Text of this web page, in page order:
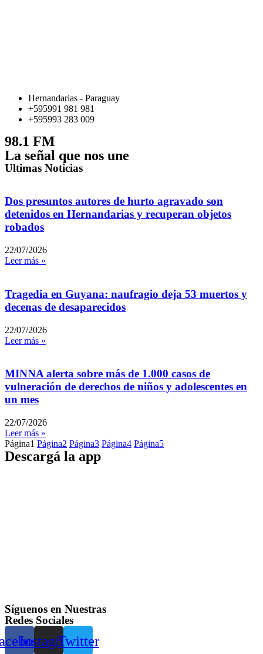
Hernandarias - Paraguay
+595991 981 981
+595993 283 009
98.1 FM
La señal que nos une
Ultimas Noticias
Dos presuntos autores de hurto agravado son
detenidos en Hernandarias y recuperan objetos
robados
22/07/2026
Leer más »
Tragedia en Guyana: naufragio deja 53 muertos y
decenas de desaparecidos
22/07/2026
Leer más »
MINNA alerta sobre más de 1.000 casos de
vulneración de derechos de niños y adolescentes en
un mes
22/07/2026
Leer más »
Página1 Página2 Página3 Página4 Página5
Descargá la app
Síguenos en Nuestras
Redes Sociales
InstagramTwitter